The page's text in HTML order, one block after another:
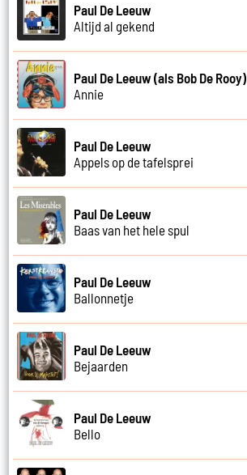
Paul De Leeuw
Altijd al gekend
Paul De Leeuw (als Bob De Rooy)
Annie
Paul De Leeuw
Appels op de tafelsprei
Paul De Leeuw
Baas van het hele spul
Paul De Leeuw
Ballonnetje
Paul De Leeuw
Bejaarden
Paul De Leeuw
Bello